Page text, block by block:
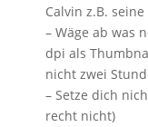
Calvin z.B.
– Wäge ab was
dpi als
nicht zwei
– Setze dich
recht nicht)